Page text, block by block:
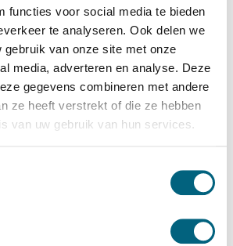
functies voor social media te bieden
te analyseren. Ook delen we
gebruik van onze site met onze
media, adverteren en analyse. Deze
gegevens combineren met andere
ze heeft verstrekt of die ze hebben
van uw gebruik van hun services.
brand- en inbraakwerende
grade V / CEN 5 conform EN 1143-1
conform NT Fire 017 (60 minuten
Standaard uitgevoerd met twee
betalen